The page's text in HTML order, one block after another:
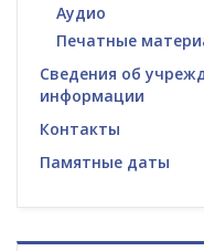
Аудио
Печатные
Сведения об
информации
Контакты
Памятные даты